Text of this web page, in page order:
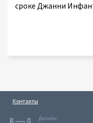
сроке Джанни
Контакты
Дизайн